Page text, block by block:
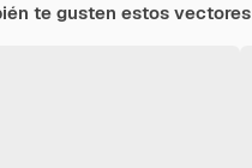
te gusten estos vectores